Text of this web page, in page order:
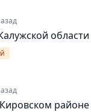
области
районе